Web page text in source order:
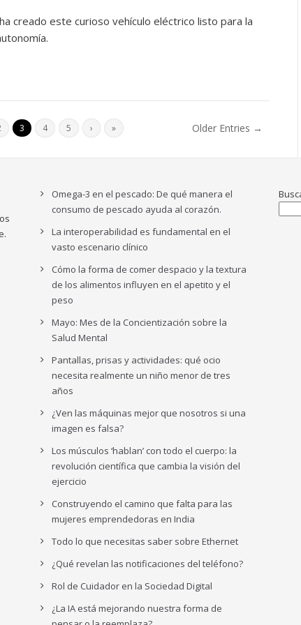
creado este curioso vehículo eléctrico listo para la
3 4 5 › » Older Entries →
Omega-3 en el pescado: De qué manera el
consumo de pescado ayuda al corazón.
La interoperabilidad es fundamental en el
vasto escenario clínico
Cómo la forma de comer despacio y la textura
de los alimentos influyen en el apetito y el
peso
Mayo: Mes de la Concientización sobre la
Salud Mental
Pantallas, prisas y actividades: qué ocio
necesita realmente un niño menor de tres
años
¿Ven las máquinas mejor que nosotros si una
imagen es falsa?
Los músculos ‘hablan’ con todo el cuerpo: la
revolución científica que cambia la visión del
ejercicio
Construyendo el camino que falta para las
mujeres emprendedoras en India
Todo lo que necesitas saber sobre Ethernet
¿Qué revelan las notificaciones del teléfono?
Rol de Cuidador en la Sociedad Digital
¿La IA está mejorando nuestra forma de